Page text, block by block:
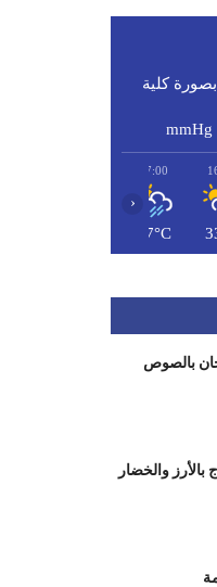
كلية
mmHg
17:00
27°C
‹
بالصوص
والخضار